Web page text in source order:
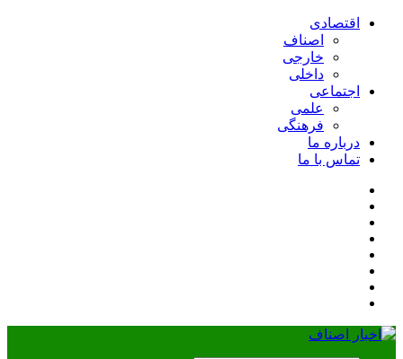
اقتصادی
اصناف
خارجی
داخلی
اجتماعی
علمی
فرهنگی
درباره ما
تماس با ما